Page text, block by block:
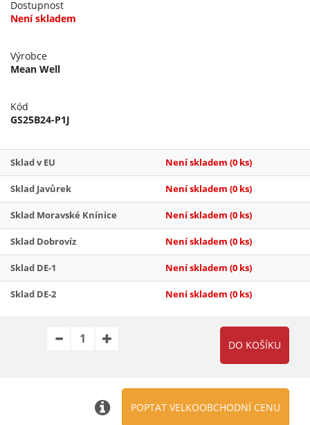
Dostupnost
Není skladem
Výrobce
Mean Well
Kód
GS25B24-P1J
Sklad v EU Není skladem (0 ks)
Sklad Javůrek Není skladem (0 ks)
Sklad Moravské Knínice Není skladem (0 ks)
Sklad Dobrovíz Není skladem (0 ks)
Sklad DE-1 Není skladem (0 ks)
Sklad DE-2 Není skladem (0 ks)
POPTAT VELKOOBCHODNÍ CENU